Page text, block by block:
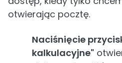
otwierając pocztę.
Naciśnięcie
kalkulacyjne"